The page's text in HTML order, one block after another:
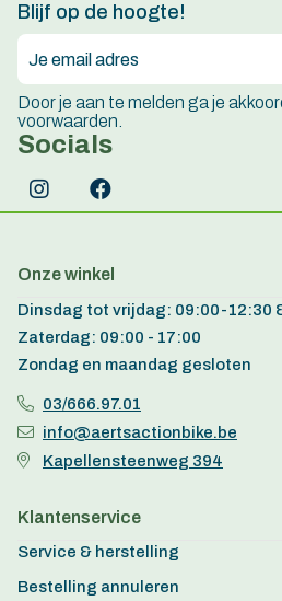
Blijf op de hoogte!
Door je aan te melden ga je
voorwaarden.
Socials
Onze winkel
Dinsdag tot vrijdag: 09:00-12:30
Zaterdag: 09:00 - 17:00
Zondag en maandag gesloten
03/666.97.01
info@aertsactionbike.be
Kapellensteenweg 394
Klantenservice
Service & herstelling
Bestelling annuleren